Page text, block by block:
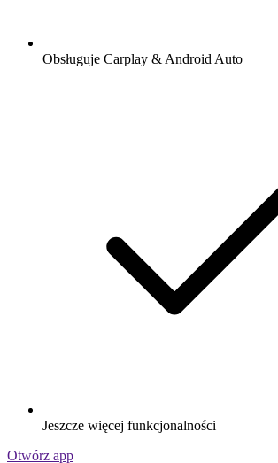
Obsługuje Carplay & Android Auto
Jeszcze więcej funkcjonalności
Otwórz app